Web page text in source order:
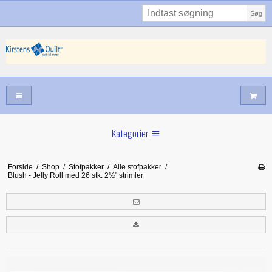
Søg
Kategorier
Juni nyt
Forside / Shop / Stofpakker / Alle stofpakker /
Blush - Jelly Roll med 26 stk. 2½" strimler